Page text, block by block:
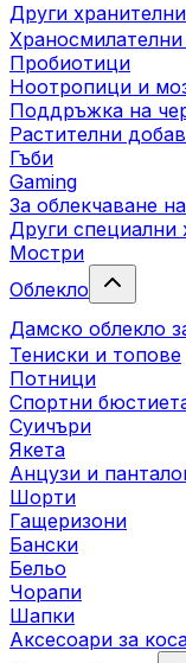
Други
Пробиотици
Ноотропици и
Поддръжка на
Растителни
Гъби
Gaming
За облекчаване
Други специални
Мостри
Облекло
Дамско облекло
Тениски и топове
Потници
Спортни
Суичъри
Якета
Aнцузи и
Шорти
Гащеризони
Бански
Бельо
Чорапи
Шапки
Аксесоари за